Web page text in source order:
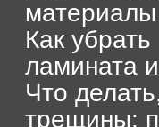
Как
ламината
Что
трещины: